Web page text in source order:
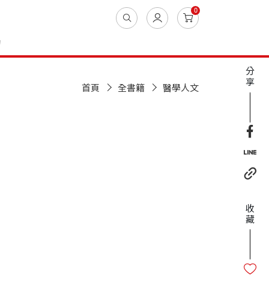
0
首頁 全書籍 醫學人文
分
享
收
藏